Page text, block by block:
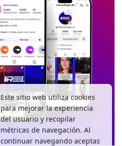
Este sitio web utiliza cookies
para mejorar la experiencia
del usuario y recopilar
métricas de navegación. Al
continuar navegando aceptas